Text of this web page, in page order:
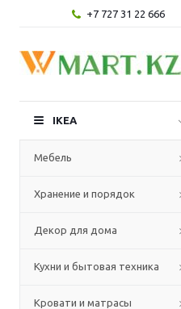
+7 727 31 22 666
IKEA
Мебель
Хранение и порядок
Декор для дома
Кухни и бытовая техника
Кровати и матрасы